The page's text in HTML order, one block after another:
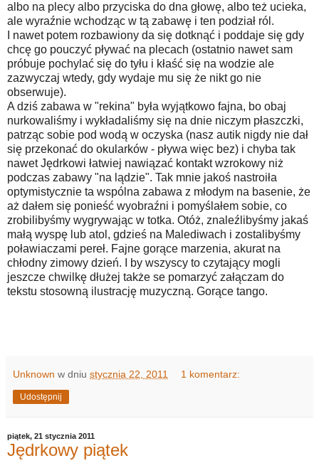
albo na plecy albo przyciska do dna głowę, albo też ucieka,
ale wyraźnie wchodząc w tą zabawę i ten podział ról.
I nawet potem rozbawiony da się dotknąć i poddaje się gdy
chcę go pouczyć pływać na plecach (ostatnio nawet sam
próbuje pochylać się do tyłu i kłaść się na wodzie ale
zazwyczaj wtedy, gdy wydaje mu się że nikt go nie
obserwuje).
A dziś zabawa w "rekina" była wyjątkowo fajna, bo obaj
nurkowaliśmy i wykładaliśmy się na dnie niczym płaszczki,
patrząc sobie pod wodą w oczyska (nasz autik nigdy nie dał
się przekonać do okularków - pływa więc bez) i chyba tak
nawet Jędrkowi łatwiej nawiązać kontakt wzrokowy niż
podczas zabawy "na lądzie". Tak mnie jakoś nastroiła
optymistycznie ta wspólna zabawa z młodym na basenie, że
aż dałem się ponieść wyobraźni i pomyślałem sobie, co
zrobilibyśmy wygrywając w totka. Otóż, znaleźlibyśmy jakaś
małą wyspę lub atol, gdzieś na Malediwach i zostalibyśmy
poławiaczami pereł. Fajne gorące marzenia, akurat na
chłodny zimowy dzień. I by wszyscy to czytający mogli
jeszcze chwilkę dłużej także se pomarzyć załączam do
tekstu stosowną ilustrację muzyczną. Gorące tango.
Unknown w dniu stycznia 22, 2011 1 komentarz:
Udostępnij
piątek, 21 stycznia 2011
Jędrkowy piątek